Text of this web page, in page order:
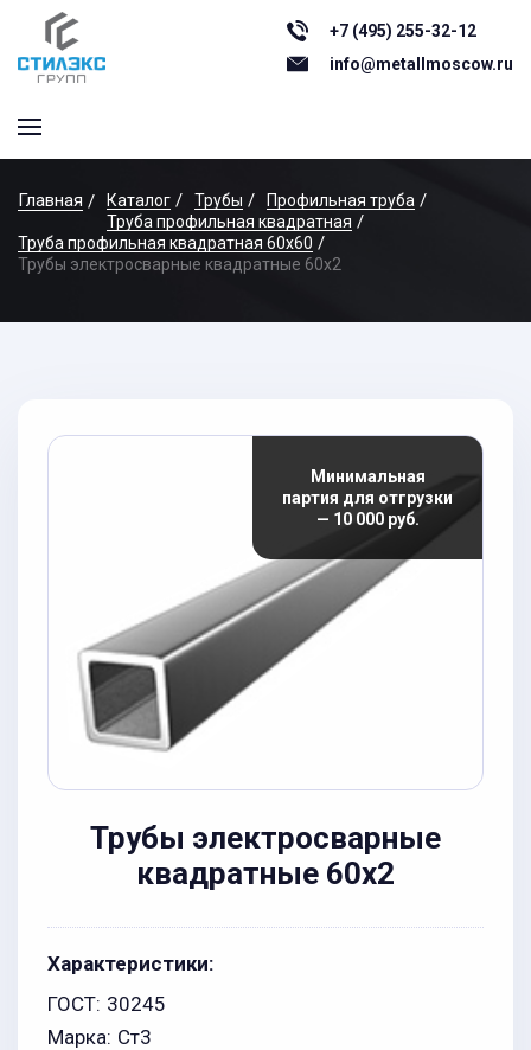
+7 (495) 255-32-12
info@metallmoscow.ru
Главная Каталог Трубы
Профильная труба
Труба профильная квадратная
Труба профильная квадратная 60х60
Трубы электросварные квадратные 60x2
Минимальная
партия для отгрузки
— 10 000 руб.
Трубы электросварные
квадратные 60x2
Характеристики:
ГОСТ: 30245
Марка: Ст3